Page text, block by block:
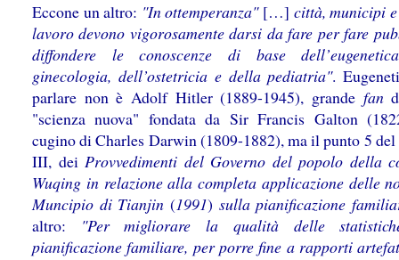
Eccone un altro: "In ottemperanza"[…] città, municipi
lavoro devono vigorosamente darsi da fare per fare
diffondere le conoscenze di base
ginecologia, dell’ostetricia e della pediatria".
parlare non è Adolf Hitler (1889-1945), grande fan
"scienza nuova" fondata da Sir Francis Galton
cugino di Charles Darwin (1809-1882), ma il punto 5
III, deiProvvedimenti del Governo del popolo della
Wuqing in relazione alla completa applicazione delle
Muncipio di Tianjin (1991) sulla pianificazione
altro: "Per migliorare la qualità delle
pianificazione familiare, per porre fine a rapporti